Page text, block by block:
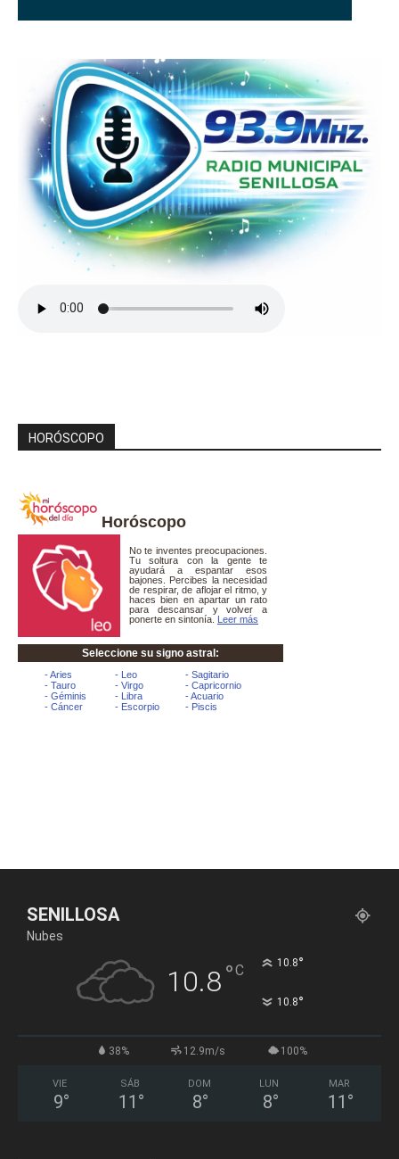
HORÓSCOPO
Horóscopo
SENILLOSA
Nubes
10.8°C 10.8°
10.8°
38% 12.9m/s 100%
VIE
9°
SÁB
11 °
DOM
8°
LUN
8°
MAR
11 °